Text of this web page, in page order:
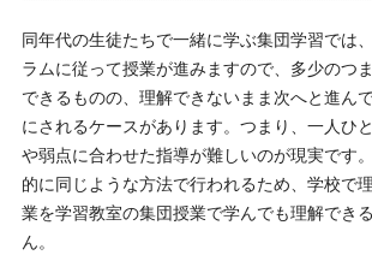
同年代の生徒たちで一緒に学ぶ集団学習では
ラムに従って授業が進みますので、多少のつ
できるものの、理解できないまま次へと進ん
にされるケースがあります。つまり、一人ひ
や弱点に合わせた指導が難しいのが現実です
的に同じような方法で行われるため、学校で
業を学習教室の集団授業で学んでも理解でき
ん。